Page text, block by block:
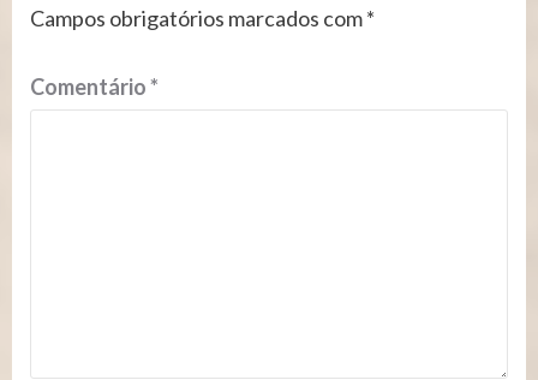
Campos obrigatórios marcados com*
Comentário*